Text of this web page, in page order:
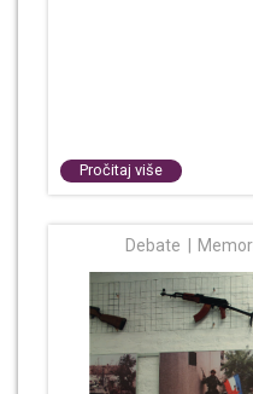
Pročitaj više
Debate